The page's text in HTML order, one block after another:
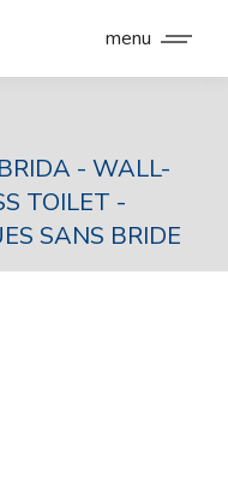
menu
- WALL-
TOILET -
SANS BRIDE